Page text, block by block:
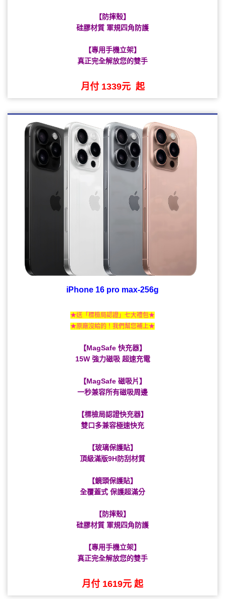
【防摔殼】
硅膠材質 軍規四角防護
【專用手機立架】
真正完全解放您的雙手
月付 1339元 起
iPhone 16 pro max-256g
★送「標檢局認證」七大禮包★
★原廠沒給的！我們幫您補上★
【MagSafe 快充器】
15W 強力磁吸 超速充電
【MagSafe 磁吸片】
一秒兼容所有磁吸周邊
【標檢局認證快充器】
雙口多兼容極速快充
【玻璃保護貼】
頂級滿版9H防刮材質
【鏡頭保護貼】
全覆蓋式 保護超滿分
【防摔殼】
硅膠材質 軍規四角防護
【專用手機立架】
真正完全解放您的雙手
月付 1619元 起